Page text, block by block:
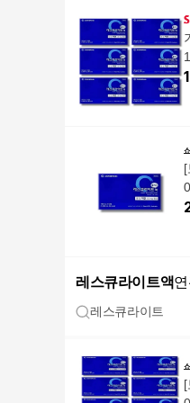
레스큐라이트액
레스큐라이트